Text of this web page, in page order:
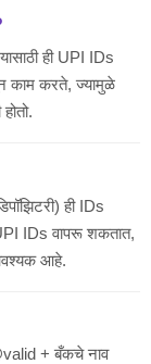
ही UPI IDs
काम करते, ज्यामुळे
ही IDs
IDs वापरू शकतात,
आहे.
+ बँकचे नाव